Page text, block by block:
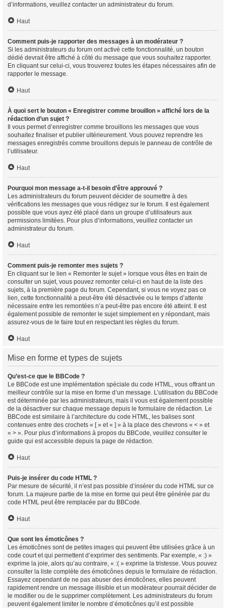
d’informations, veuillez contacter un administrateur du forum.
Haut
Comment puis-je rapporter des messages à un modérateur ?
Si les administrateurs du forum ont activé cette fonctionnalité, un bouton
dédié devrait être affiché à côté du message que vous souhaitez rapporter.
En cliquant sur celui-ci, vous trouverez toutes les étapes nécessaires afin de
rapporter le message.
Haut
À quoi sert le bouton « Enregistrer comme brouillon » affiché lors de la
rédaction d’un sujet ?
Il vous permet d’enregistrer comme brouillons les messages que vous
souhaitez finaliser et publier ultérieurement. Vous pouvez reprendre les
messages enregistrés comme brouillons depuis le panneau de contrôle de
l’utilisateur.
Haut
Pourquoi mon message a-t-il besoin d’être approuvé ?
Les administrateurs du forum peuvent décider de soumettre à des
vérifications les messages que vous rédigez sur le forum. Il est également
possible que vous ayez été placé dans un groupe d’utilisateurs aux
permissions limitées. Pour plus d’informations, veuillez contacter un
administrateur du forum.
Haut
Comment puis-je remonter mes sujets ?
En cliquant sur le lien « Remonter le sujet » lorsque vous êtes en train de
consulter un sujet, vous pouvez remonter celui-ci en haut de la liste des
sujets, à la première page du forum. Cependant, si vous ne voyez pas ce
lien, cette fonctionnalité a peut-être été désactivée ou le temps d’attente
nécessaire entre les remontées n’a peut-être pas encore été atteint. Il est
également possible de remonter le sujet simplement en y répondant, mais
assurez-vous de le faire tout en respectant les règles du forum.
Haut
Mise en forme et types de sujets
Qu’est-ce que le BBCode ?
Le BBCode est une implémentation spéciale du code HTML, vous offrant un
meilleur contrôle sur la mise en forme d’un message. L’utilisation du BBCode
est déterminée par les administrateurs, mais il vous est également possible
de la désactiver sur chaque message depuis le formulaire de rédaction. Le
BBCode est similaire à l’architecture du code HTML, les balises sont
contenues entre des crochets « [ » et « ] » à la place des chevrons « < » et
« > ». Pour plus d’informations à propos du BBCode, veuillez consulter le
guide qui est accessible depuis la page de rédaction.
Haut
Puis-je insérer du code HTML ?
Par mesure de sécurité, il n’est pas possible d’insérer du code HTML sur ce
forum. La majeure partie de la mise en forme qui peut être générée par du
code HTML peut être remplacée par du BBCode.
Haut
Que sont les émoticônes ?
Les émoticônes sont de petites images qui peuvent être utilisées grâce à un
code court et qui permettent d’exprimer des sentiments. Par exemple, « :) »
exprime la joie, alors qu’au contraire, « :( » exprime la tristesse. Vous pouvez
consulter la liste complète des émoticônes depuis le formulaire de rédaction.
Essayez cependant de ne pas abuser des émoticônes, elles peuvent
rapidement rendre un message illisible et un modérateur pourrait décider de
le modifier ou de le supprimer complètement. Les administrateurs du forum
peuvent également limiter le nombre d’émoticônes qu’il est possible